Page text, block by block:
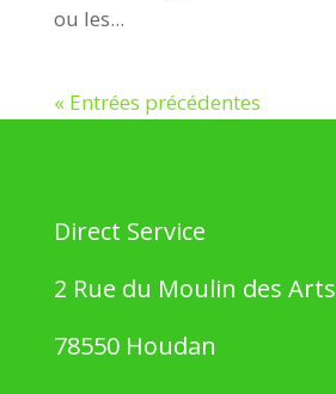
ou les...
« Entrées précédentes
Direct Service
2 Rue du Moulin des Arts
78550 Houdan